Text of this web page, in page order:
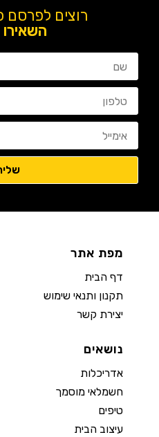
רוצים
מפת אתר
דף הבית
תקנון ותנאי שימוש
יצירת קשר
נושאים
אדריכלות
חשמלאי מוסמך
טיפים
עיצוב הבית